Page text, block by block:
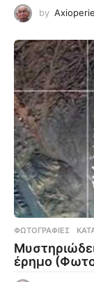
by
ΦΩΤΟΓΡΑΦΊΕΣ
έρημο